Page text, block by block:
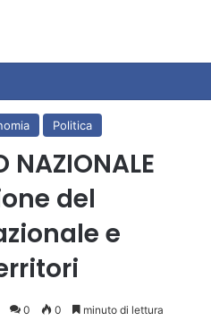
Politica
NAZIONALE
del
e
0 0 minuto di lettura